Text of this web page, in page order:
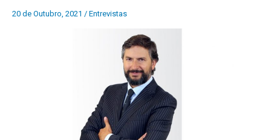
20 de Outubro, 2021 / Entrevistas